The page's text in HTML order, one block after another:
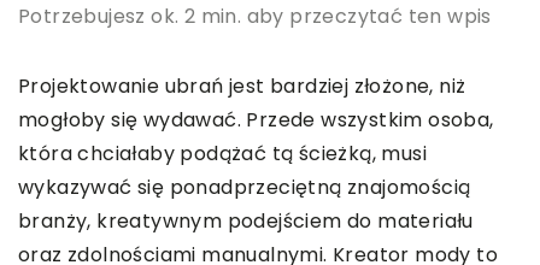
Potrzebujesz ok. 2 min. aby przeczytać ten wpis
Projektowanie ubrań jest bardziej złożone, niż
mogłoby się wydawać. Przede wszystkim osoba,
która chciałaby podążać tą ścieżką, musi
wykazywać się ponadprzeciętną znajomością
branży, kreatywnym podejściem do materiału
oraz zdolnościami manualnymi. Kreator mody to